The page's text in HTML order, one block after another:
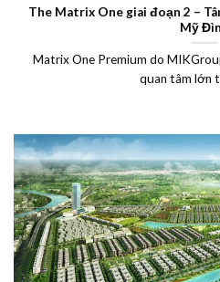
The Matrix One giai đoạn 2 –
Mỹ
Matrix One Premium do
quan tâm lớn